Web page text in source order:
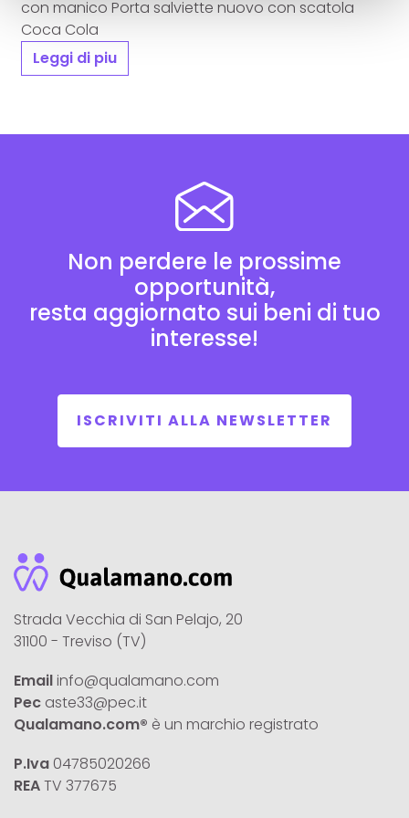
con manico Porta salviette nuovo con scatola
Coca Cola
Leggi di piu
Non perdere le prossime
opportunità,
resta aggiornato sui beni di tuo
interesse!
ISCRIVITI ALLA NEWSLETTER
Strada Vecchia di San Pelajo, 20
31100 - Treviso (TV)
Emailinfo@qualamano.com
Pec aste33@pec.it
Qualamano.com® è un marchio registrato
P.Iva 04785020266
REATV 377675